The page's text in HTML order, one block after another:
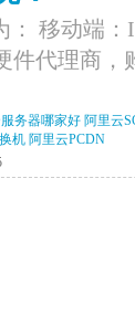
移动端：
件代理商
务器哪家好 阿里云
机 阿里云PCDN